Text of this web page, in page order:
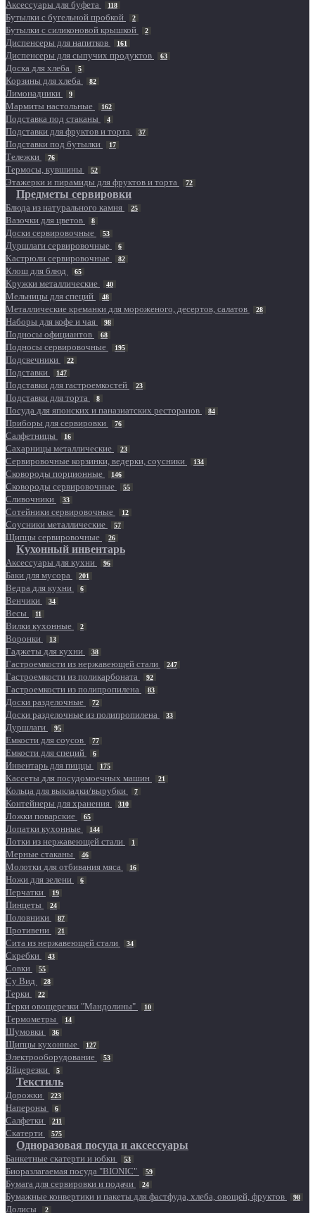
Аксессуары для буфета 118
Бутылки с бугельной пробкой 2
Бутылки с силиконовой крышкой 2
Диспенсеры для напитков 161
Диспенсеры для сыпучих продуктов 63
Доска для хлеба 5
Корзины для хлеба 82
Лимонадники 9
Мармиты настольные 162
Подставка под стаканы 4
Подставки для фруктов и торта 37
Подставки под бутылки 17
Тележки 76
Термосы, кувшины 52
Этажерки и пирамиды для фруктов и торта 72
Предметы сервировки
Блюда из натурального камня 25
Вазочки для цветов 8
Доски сервировочные 53
Дуршлаги сервировочные 6
Кастрюли сервировочные 82
Клош для блюд 65
Кружки металлические 40
Мельницы для специй 48
Металлические креманки для мороженого, десертов, салатов 28
Наборы для кофе и чая 98
Подносы официантов 68
Подносы сервировочные 195
Подсвечники 22
Подставки 147
Подставки для гастроемкостей 23
Подставки для торта 8
Посуда для японских и паназиатских ресторанов 84
Приборы для сервировки 76
Салфетницы 16
Сахарницы металлические 23
Сервировочные корзинки, ведерки, соусники 134
Сковороды порционные 146
Сковороды сервировочные 55
Сливочники 33
Сотейники сервировочные 12
Соусники металлические 57
Щипцы сервировочные 26
Кухонный инвентарь
Аксессуары для кухни 96
Баки для мусора 201
Ведра для кухни 6
Венчики 34
Весы 11
Вилки кухонные 2
Воронки 13
Гаджеты для кухни 38
Гастроемкости из нержавеющей стали 247
Гастроемкости из поликарбоната 92
Гастроемкости из полипропилена 83
Доски разделочные 72
Доски разделочные из полипропилена 33
Дуршлаги 95
Емкости для соусов 77
Емкости для специй 6
Инвентарь для пиццы 175
Кассеты для посудомоечных машин 21
Кольца для выкладки/вырубки 7
Контейнеры для хранения 310
Ложки поварские 65
Лопатки кухонные 144
Лотки из нержавеющей стали 1
Мерные стаканы 46
Молотки для отбивания мяса 16
Ножи для зелени 6
Перчатки 19
Пинцеты 24
Половники 87
Противени 21
Сита из нержавеющей стали 34
Скребки 43
Совки 55
Су Вид 28
Терки 22
Терки овощерезки "Мандолины" 10
Термометры 14
Шумовки 36
Щипцы кухонные 127
Электрооборудование 53
Яйцерезки 5
Текстиль
Дорожки 223
Напероны 6
Салфетки 211
Скатерти 575
Одноразовая посуда и аксессуары
Банкетные скатерти и юбки 53
Биоразлагаемая посуда "BIONIC" 59
Бумага для сервировки и подачи 24
Бумажные конвертики и пакеты для фастфуда, хлеба, овощей, фруктов 98
Долисы 2